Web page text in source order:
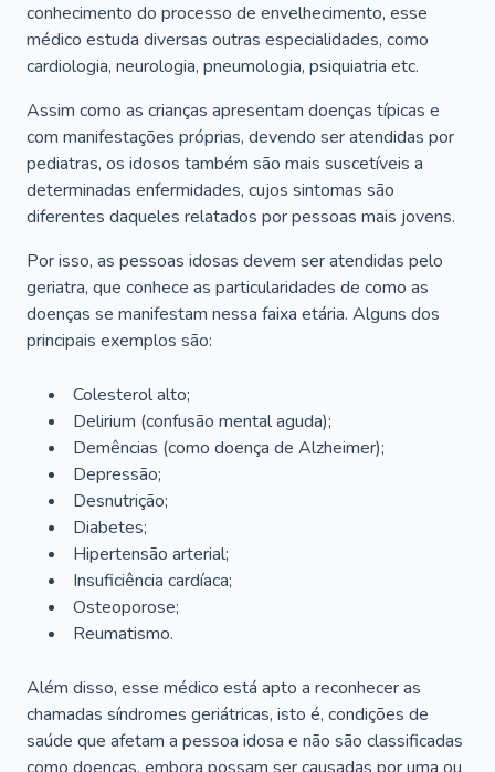
conhecimento do processo de envelhecimento, esse
médico estuda diversas outras especialidades, como
cardiologia, neurologia, pneumologia, psiquiatria etc.
Assim como as crianças apresentam doenças típicas e
com manifestações próprias, devendo ser atendidas por
pediatras, os idosos também são mais suscetíveis a
determinadas enfermidades, cujos sintomas são
diferentes daqueles relatados por pessoas mais jovens.
Por isso, as pessoas idosas devem ser atendidas pelo
geriatra, que conhece as particularidades de como as
doenças se manifestam nessa faixa etária. Alguns dos
principais exemplos são:
Colesterol alto;
Delirium (confusão mental aguda);
Demências (como doença de Alzheimer);
Depressão;
Desnutrição;
Diabetes;
Hipertensão arterial;
Insuficiência cardíaca;
Osteoporose;
Reumatismo.
Além disso, esse médico está apto a reconhecer as
chamadas síndromes geriátricas, isto é, condições de
saúde que afetam a pessoa idosa e não são classificadas